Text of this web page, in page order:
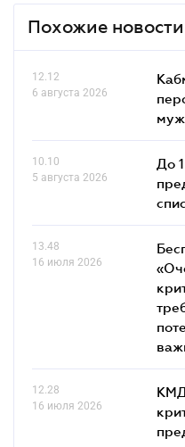
Похожие новости
12.12
6 августа 2026
10.10
5 августа 2026
До
13.48
16 июля 2026
12.28
16 июля 2026